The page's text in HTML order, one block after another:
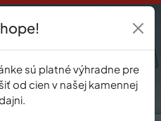
sú platné výhradne pre
od cien v našej kamennej